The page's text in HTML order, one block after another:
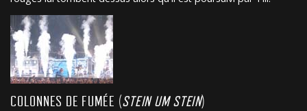
COLONNES DE FUMÉE (STEIN UM STEIN)